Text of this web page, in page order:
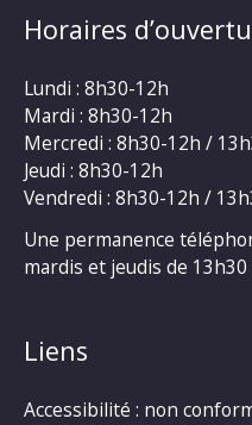
Horaires
Lundi : 8h30-12h
Mardi : 8h30-12h
Mercredi : 8h30-12h /
Jeudi : 8h30-12h
Vendredi : 8h30-12h /
Une permanence
mardis et jeudis de 13h30
Liens
Accessibilité : non